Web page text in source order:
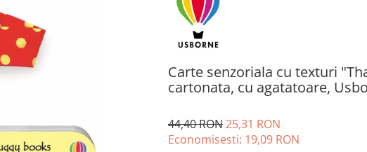
Carte senzoriala cu texturi
cartonata, cu agatatoare,
44,40 RON25,31 RON
Economisesti: 19,09 RON